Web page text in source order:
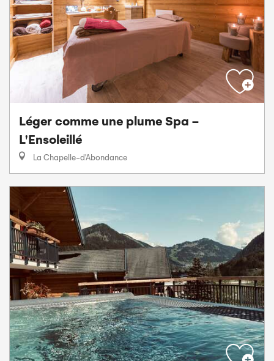
Léger comme une plume Spa -
L'Ensoleillé
La Chapelle-d'Abondance